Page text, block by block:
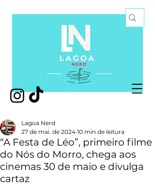
“A Festa de Léo”, primeiro filme
do Nós do Morro, chega aos
cinemas 30 de maio e divulga
cartaz
Lagoa Nerd
27 de mai. de 2024 10 min de leitura